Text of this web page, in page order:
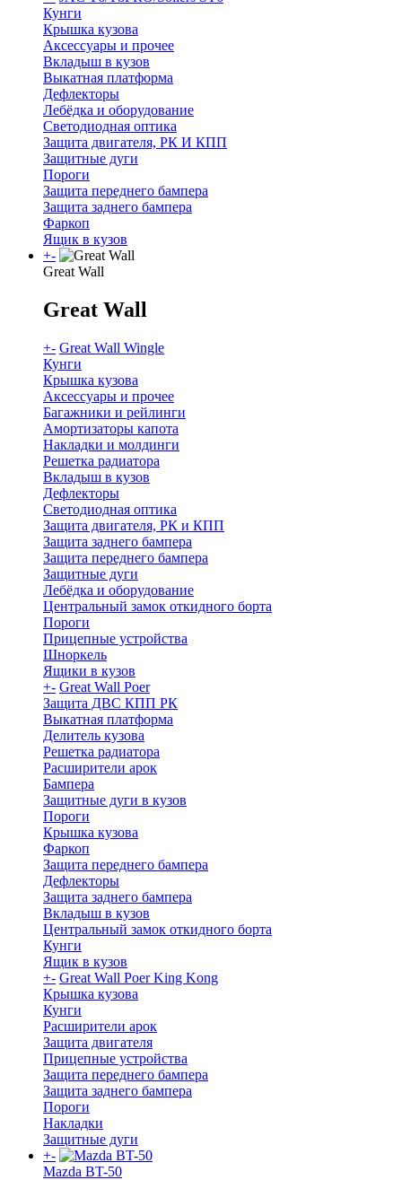
Кунги
Крышка кузова
Аксессуары и прочее
Вкладыш в кузов
Выкатная платформа
Дефлекторы
Лебёдка и оборудование
Светодиодная оптика
Защита двигателя, РК И КПП
Защитные дуги
Пороги
Защита переднего бампера
Защита заднего бампера
Фаркоп
Ящик в кузов
+-
Great Wall
Great Wall
+- Great Wall Wingle
Кунги
Крышка кузова
Аксессуары и прочее
Багажники и рейлинги
Амортизаторы капота
Накладки и молдинги
Решетка радиатора
Вкладыш в кузов
Дефлекторы
Светодиодная оптика
Защита двигателя, РК и КПП
Защита заднего бампера
Защита переднего бампера
Защитные дуги
Лебёдка и оборудование
Центральный замок откидного борта
Пороги
Прицепные устройства
Шноркель
Ящики в кузов
+- Great Wall Poer
Защита ДВС КПП РК
Выкатная платформа
Делитель кузова
Решетка радиатора
Расширители арок
Бампера
Защитные дуги в кузов
Пороги
Крышка кузова
Фаркоп
Защита переднего бампера
Дефлекторы
Защита заднего бампера
Вкладыш в кузов
Центральный замок откидного борта
Кунги
Ящик в кузов
+- Great Wall Poer King Kong
Крышка кузова
Кунги
Расширители арок
Защита двигателя
Прицепные устройства
Защита переднего бампера
Защита заднего бампера
Пороги
Накладки
Защитные дуги
+-
Mazda BT-50